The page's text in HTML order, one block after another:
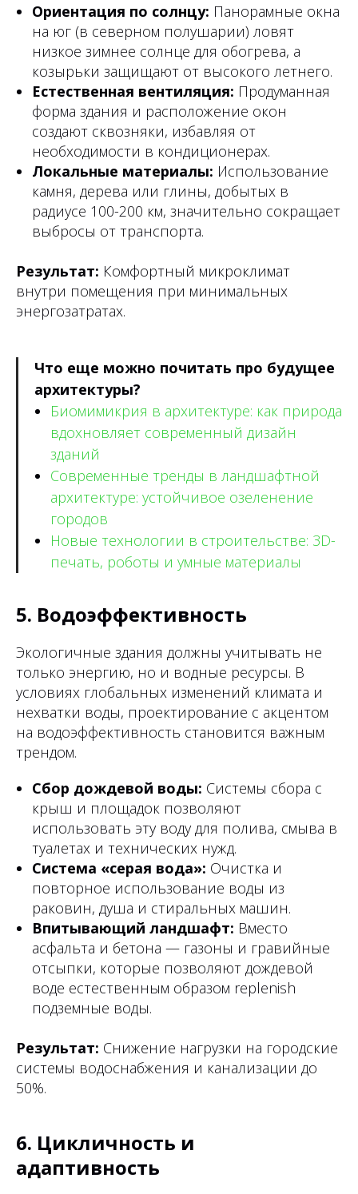
Ориентация по солнцу: Панорамные окна
на юг (в северном полушарии) ловят
низкое зимнее солнце для обогрева, а
козырьки защищают от высокого летнего.
Естественная вентиляция: Продуманная
форма здания и расположение окон
создают сквозняки, избавляя от
необходимости в кондиционерах.
Локальные материалы: Использование
камня, дерева или глины, добытых в
радиусе 100-200 км, значительно сокращает
выбросы от транспорта.
Результат: Комфортный микроклимат
внутри помещения при минимальных
энергозатратах.
Что еще можно почитать про будущее
архитектуры?
Биомимикрия в архитектуре: как природа
вдохновляет современный дизайн
зданий
Современные тренды в ландшафтной
архитектуре: устойчивое озеленение
городов
Новые технологии в строительстве: 3D-
печать, роботы и умные материалы
5. Водоэффективность
Экологичные здания должны учитывать не
только энергию, но и водные ресурсы. В
условиях глобальных изменений климата и
нехватки воды, проектирование с акцентом
на водоэффективность становится важным
трендом.
Сбор дождевой воды: Системы сбора с
крыш и площадок позволяют
использовать эту воду для полива, смыва в
туалетах и технических нужд.
Система «серая вода»: Очистка и
повторное использование воды из
раковин, душа и стиральных машин.
Впитывающий ландшафт: Вместо
асфальта и бетона — газоны и гравийные
отсыпки, которые позволяют дождевой
воде естественным образом replenish
подземные воды.
Результат: Снижение нагрузки на городские
системы водоснабжения и канализации до
50%.
6. Цикличность и
адаптивность